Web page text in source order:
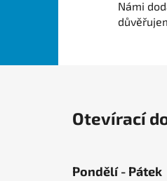
Námi
Otevírací
Pondělí - Pátek